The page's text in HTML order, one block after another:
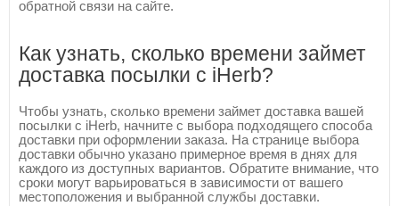
обратной связи на сайте.
Как узнать, сколько времени займет
доставка посылки с iHerb?
Чтобы узнать, сколько времени займет доставка вашей
посылки с iHerb, начните с выбора подходящего способа
доставки при оформлении заказа. На странице выбора
доставки обычно указано примерное время в днях для
каждого из доступных вариантов. Обратите внимание, что
сроки могут варьироваться в зависимости от вашего
местоположения и выбранной службы доставки.